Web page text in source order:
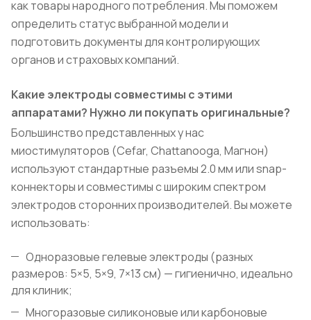
как товары народного потребления. Мы поможем
определить статус выбранной модели и
подготовить документы для контролирующих
органов и страховых компаний.
Какие электроды совместимы с этими
аппаратами? Нужно ли покупать оригинальные?
Большинство представленных у нас
миостимуляторов (Cefar, Chattanooga, Магнон)
используют стандартные разъемы 2.0 мм или snap-
коннекторы и совместимы с широким спектром
электродов сторонних производителей. Вы можете
использовать:
Одноразовые гелевые электроды (разных
размеров: 5×5, 5×9, 7×13 см) — гигиенично, идеально
для клиник;
Многоразовые силиконовые или карбоновые